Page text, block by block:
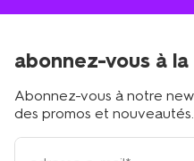
abonnez-vous à
Abonnez-vous à notre
des promos et nouveautés.
votre